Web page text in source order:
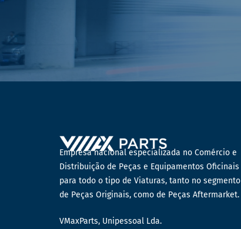
Empresa nacional especializada no Comércio e
Distribuição de Peças e Equipamentos Oficinais
para todo o tipo de Viaturas, tanto no segmento
de Peças Originais, como de Peças Aftermarket.
VMaxParts, Unipessoal Lda.